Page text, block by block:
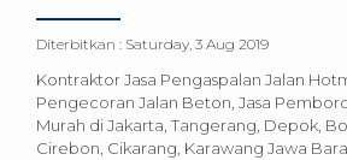
Diterbitkan : Saturday, 3 Aug 2019
Kontraktor Jasa Pengaspalan Jalan
Pengecoran Jalan Beton, Jasa
Murah di Jakarta, Tangerang, Depok,
Cirebon, Cikarang, Karawang Jawa